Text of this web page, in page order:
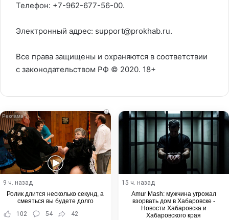
Телефон: +7-962-677-56-00.
Электронный адрес: support@prokhab.ru.
Все права защищены и охраняются в соответствии
с законодательством РФ © 2020. 18+
i
9 ч. назад
Ролик длится несколько секунд, а
смеяться вы будете долго
102
54 42
15 ч. назад
Amur Mash: мужчина угрожал
взорвать дом в Хабаровске -
Новости Хабаровска и
Хабаровского края